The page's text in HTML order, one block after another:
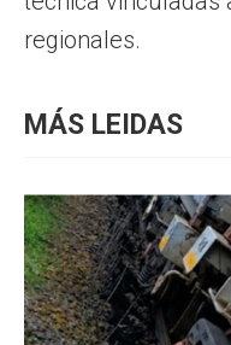
regionales.
MÁS LEIDAS